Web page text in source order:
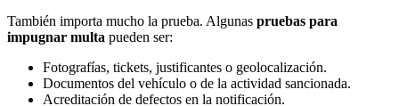
También importa mucho la prueba. Algunas pruebas para
impugnar multa pueden ser:
Fotografías, tickets, justificantes o geolocalización.
Documentos del vehículo o de la actividad sancionada.
Acreditación de defectos en la notificación.